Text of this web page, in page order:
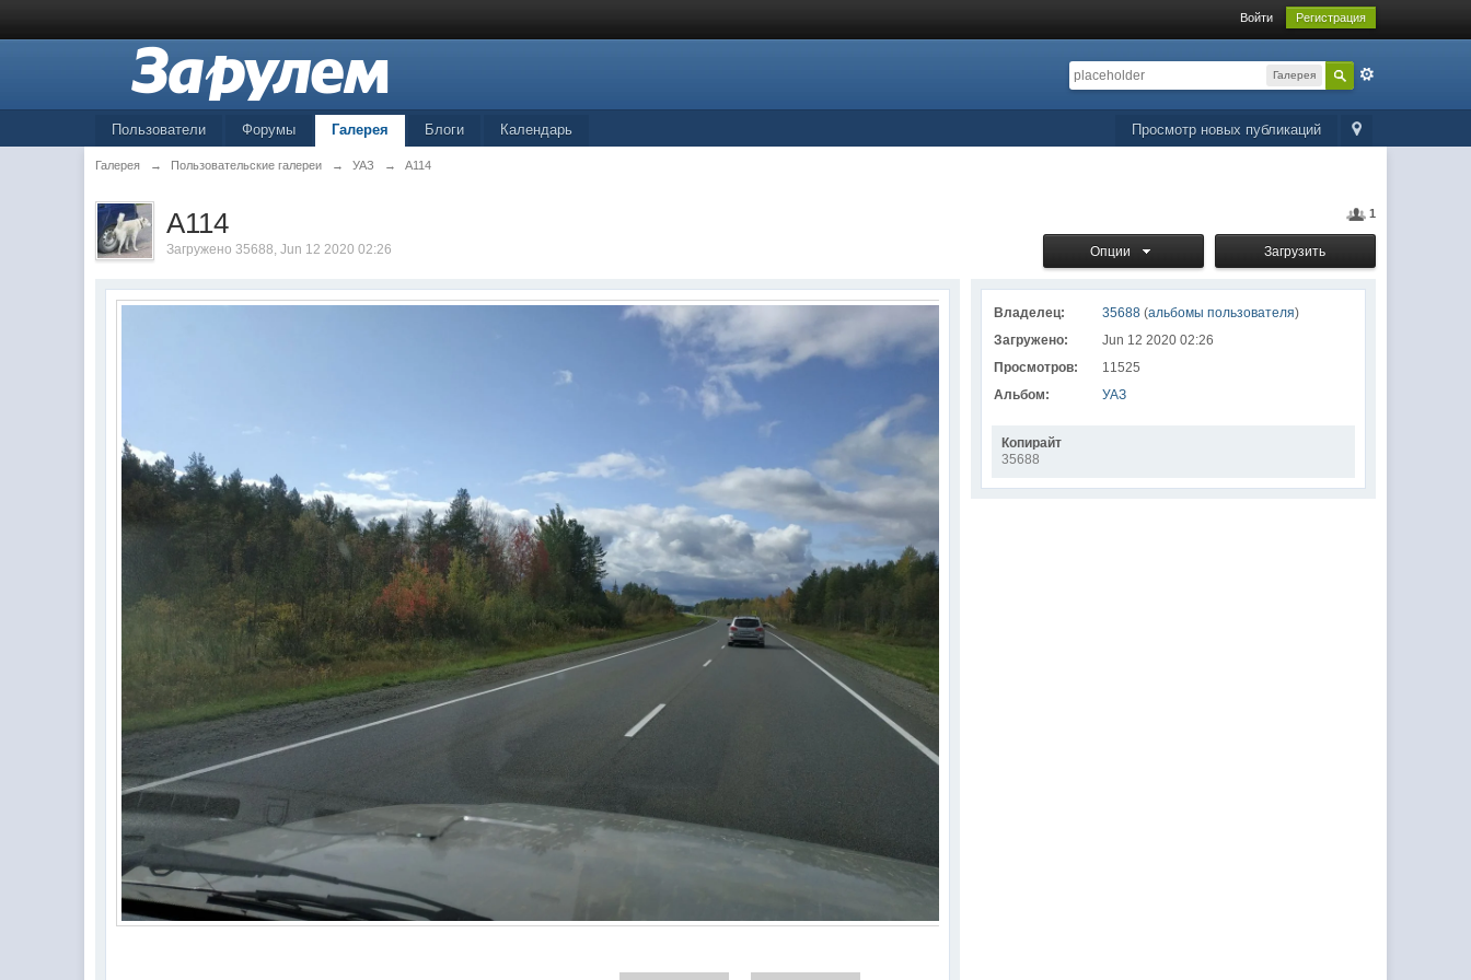
Войти Регистрация
Галерея
Просмотр новых публикаций
Пользователи Форумы Галерея Блоги Календарь
Галерея → Пользовательские галереи → УАЗ → А114
1
Загрузить
Опции
А114
Загружено35688, Jun 12 2020 02:26
Владелец: 35688(альбомы пользователя)
Загружено:
Jun 12 2020 02:26
Просмотров:
11525
Альбом:
УАЗ
Копирайт
35688